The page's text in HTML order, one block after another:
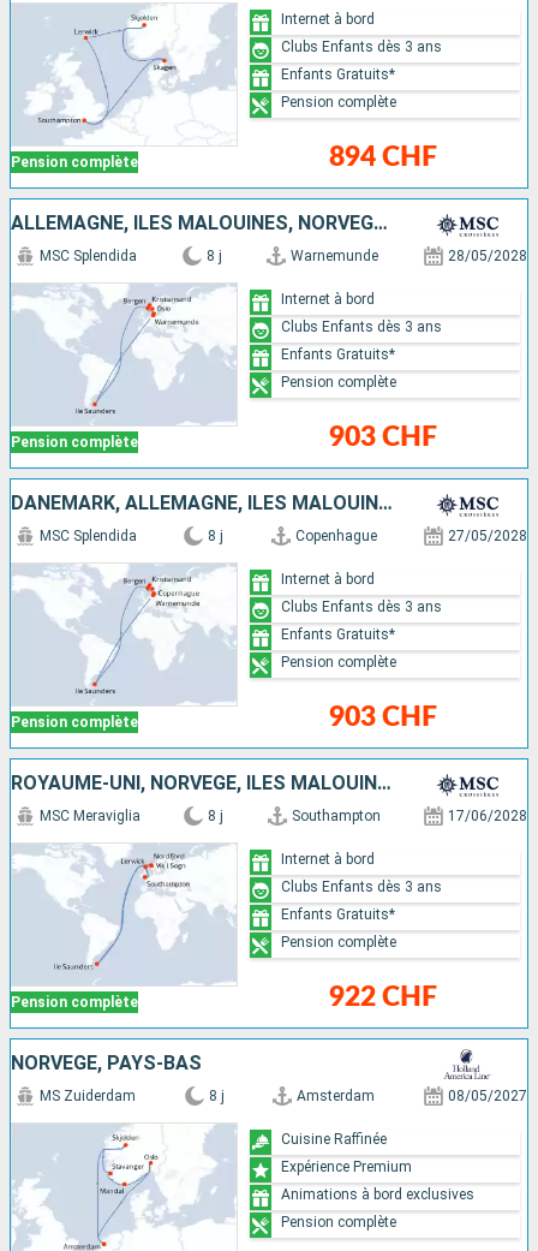
Pension complète 894 CHF
Internet à bord
Clubs Enfants dès 3 ans
Enfants Gratuits*
Pension complète
ALLEMAGNE, ÎLES MALOUINES, NORVÈGE, DANEMARK
Pension complète
MSC Splendida 8 j Warnemunde 28/05/2028
903 CHF
Internet à bord
Clubs Enfants dès 3 ans
Enfants Gratuits*
Pension complète
DANEMARK, ALLEMAGNE, ÎLES MALOUINES, NORVÈGE
Pension complète
MSC Splendida 8 j Copenhague 27/05/2028
903 CHF
Internet à bord
Clubs Enfants dès 3 ans
Enfants Gratuits*
Pension complète
ROYAUME-UNI, NORVÈGE, ÎLES MALOUINES
Pension complète
MSC Meraviglia 8 j Southampton 17/06/2028
922 CHF
Internet à bord
Clubs Enfants dès 3 ans
Enfants Gratuits*
Pension complète
NORVÈGE, PAYS-BAS
MS Zuiderdam 8 j Amsterdam 08/05/2027
Cuisine Raffinée
Expérience Premium
Animations à bord exclusives
Pension complète